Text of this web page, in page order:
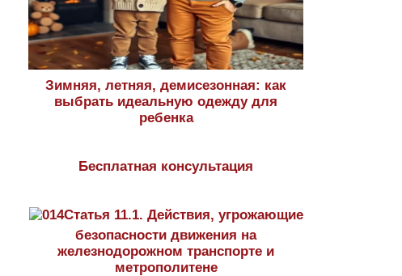
Зимняя, летняя, демисезонная: как
выбрать идеальную одежду для
ребенка
Бесплатная консультация
Статья 11.1. Действия, угрожающие
безопасности движения на
железнодорожном транспорте и
метрополитене